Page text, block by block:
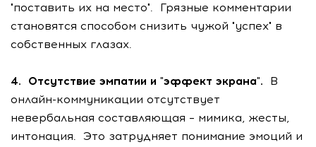
"поставить их на место". Грязные комментарии
становятся способом снизить чужой "успех" в
собственных глазах.
4. Отсутствие эмпатии и "эффект экрана". В
онлайн-коммуникации отсутствует
невербальная составляющая – мимика, жесты,
интонация. Это затрудняет понимание эмоций и